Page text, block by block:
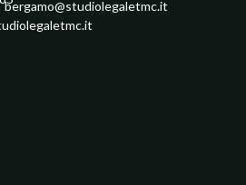
bergamo@studiolegaletmc.it